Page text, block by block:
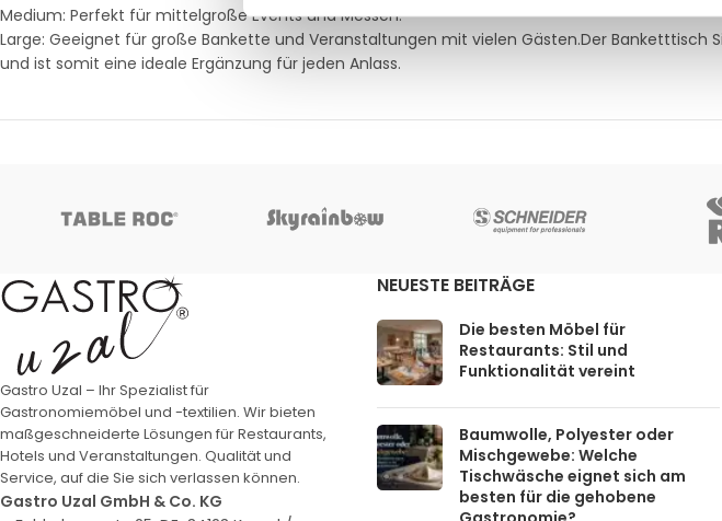
Medium: Perfekt für mittelgroße Events und Messen.
Large: Geeignet für große Bankette und Veranstaltungen mit vielen Gästen.Der Banketttisch
und ist somit eine ideale Ergänzung für jeden Anlass.
Gastro Uzal – Ihr Spezialist für
Gastronomiemöbel und -textilien. Wir bieten
maßgeschneiderte Lösungen für Restaurants,
Hotels und Veranstaltungen. Qualität und
Service, auf die Sie sich verlassen können.
Gastro Uzal GmbH & Co. KG
NEUESTE BEITRÄGE
Die besten Möbel für
Restaurants: Stil und
Funktionalität vereint
Baumwolle, Polyester oder
Mischgewebe: Welche
Tischwäsche eignet sich am
besten für die gehobene